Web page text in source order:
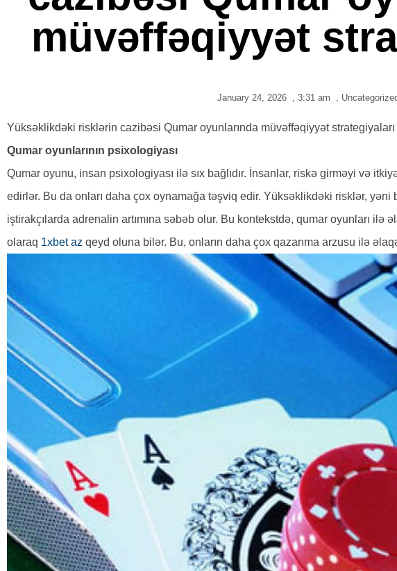
müvəffəqiyyət
January 24, 2026 , 3:31 am ,
Yüksəklikdəki risklərin cazibəsi Qumar oyunlarında müvəffəqiyyət strategiyaları
Qumar oyunlarının psixologiyası
Qumar oyunu, insan psixologiyası ilə sıx bağlıdır. İnsanlar, riskə girməyi və
edirlər. Bu da onları daha çox oynamağa təşviq edir. Yüksəklikdəki risklər, yəni
iştirakçılarda adrenalin artımına səbəb olur. Bu kontekstdə, qumar oyunları ilə
olaraq 1xbet az qeyd oluna bilər. Bu, onların daha çox qazanma arzusu ilə